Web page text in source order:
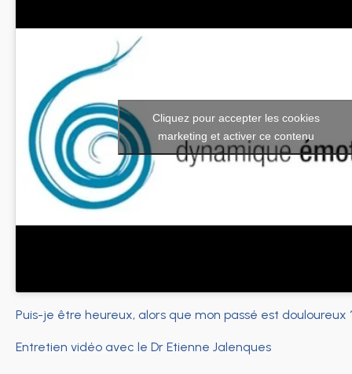
Cliquez pour accepter les cookies
marketing et activer ce contenu
Puis-je être heureux, alors que mon passé est douloureux
Entretien vidéo avec le Dr Etienne Jalenques